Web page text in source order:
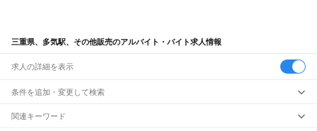
三重県、多気駅、その他販売のアルバイト・バイト求人情報
求人の詳細を表示
条件を追加・変更して検索
市区町村を追加・変更
関連キーワード